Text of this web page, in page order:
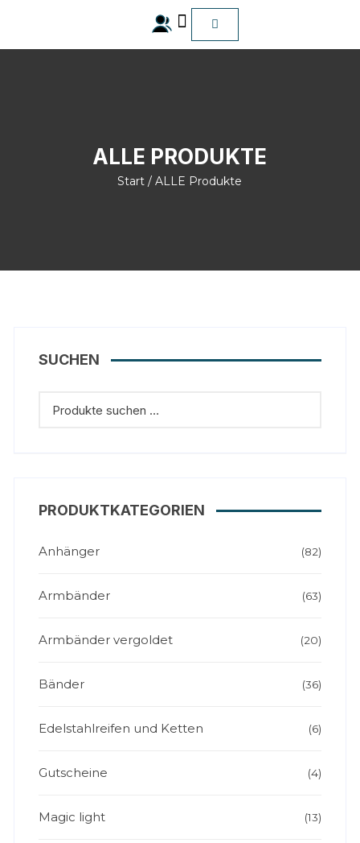
ALLE PRODUKTE
Start / ALLE Produkte
SUCHEN
PRODUKTKATEGORIEN
Anhänger (82)
Armbänder (63)
Armbänder vergoldet (20)
Bänder (36)
Edelstahlreifen und Ketten (6)
Gutscheine (4)
Magic light (13)